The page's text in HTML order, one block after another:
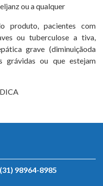
ou a qualquer
produto, pacientes com
ou tuberculose a tiva,
grave (diminuiçãoda
grávidas ou que estejam
98964-8985